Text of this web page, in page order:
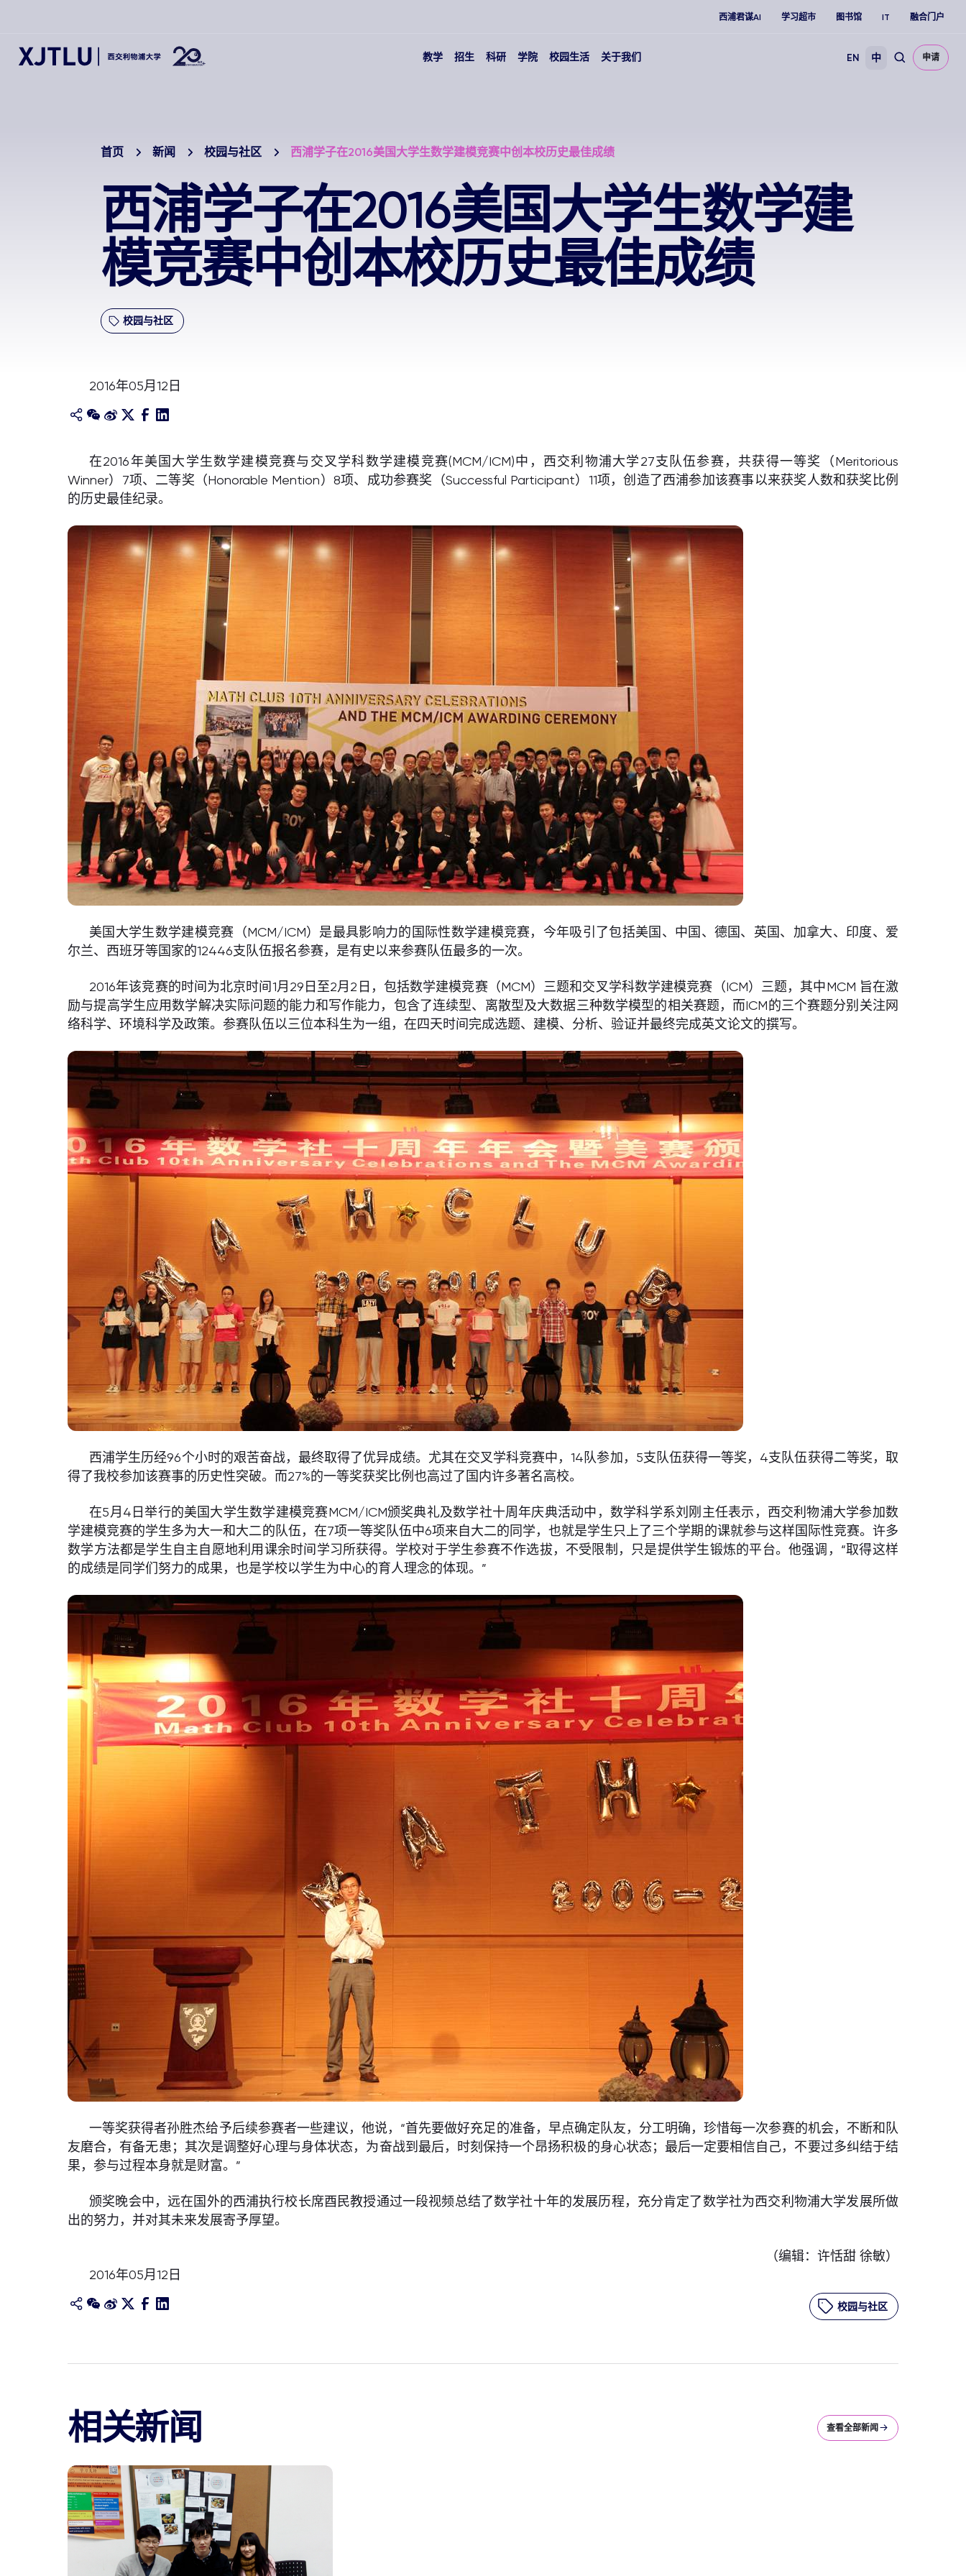
西浦君谋AI 学习超市 图书馆 IT 融合门户
教学 招生 科研 学院 校园生活 关于我们 EN 中 申请
首页 新闻 校园与社区 西浦学子在2016美国大学生数学建模竞赛中创本校历史最佳成绩
西浦学子在2016美国大学生数学建
模竞赛中创本校历史最佳成绩
校园与社区
2016年05月12日
在2016年美国大学生数学建模竞赛与交叉学科数学建模竞赛(MCM/ICM)中，西交利物浦大学27支队伍参赛，共获得一等奖（Meritorious
Winner）7项、二等奖（Honorable Mention）8项、成功参赛奖（Successful Participant）11项，创造了西浦参加该赛事以来获奖人数和获奖比例
的历史最佳纪录。
美国大学生数学建模竞赛（MCM/ICM）是最具影响力的国际性数学建模竞赛，今年吸引了包括美国、中国、德国、英国、加拿大、印度、爱
尔兰、西班牙等国家的12446支队伍报名参赛，是有史以来参赛队伍最多的一次。
2016年该竞赛的时间为北京时间1月29日至2月2日，包括数学建模竞赛（MCM）三题和交叉学科数学建模竞赛（ICM）三题，其中MCM 旨在激
励与提高学生应用数学解决实际问题的能力和写作能力，包含了连续型、离散型及大数据三种数学模型的相关赛题，而ICM的三个赛题分别关注网
络科学、环境科学及政策。参赛队伍以三位本科生为一组，在四天时间完成选题、建模、分析、验证并最终完成英文论文的撰写。
西浦学生历经96个小时的艰苦奋战，最终取得了优异成绩。尤其在交叉学科竞赛中，14队参加，5支队伍获得一等奖，4支队伍获得二等奖，取
得了我校参加该赛事的历史性突破。而27%的一等奖获奖比例也高过了国内许多著名高校。
在5月4日举行的美国大学生数学建模竞赛MCM/ICM颁奖典礼及数学社十周年庆典活动中，数学科学系刘刚主任表示，西交利物浦大学参加数
学建模竞赛的学生多为大一和大二的队伍，在7项一等奖队伍中6项来自大二的同学，也就是学生只上了三个学期的课就参与这样国际性竞赛。许多
数学方法都是学生自主自愿地利用课余时间学习所获得。学校对于学生参赛不作选拔，不受限制，只是提供学生锻炼的平台。他强调，“取得这样
的成绩是同学们努力的成果，也是学校以学生为中心的育人理念的体现。”
一等奖获得者孙胜杰给予后续参赛者一些建议，他说，“首先要做好充足的准备，早点确定队友，分工明确，珍惜每一次参赛的机会，不断和队
友磨合，有备无患；其次是调整好心理与身体状态，为奋战到最后，时刻保持一个昂扬积极的身心状态；最后一定要相信自己，不要过多纠结于结
果，参与过程本身就是财富。”
颁奖晚会中，远在国外的西浦执行校长席酉民教授通过一段视频总结了数学社十年的发展历程，充分肯定了数学社为西交利物浦大学发展所做
出的努力，并对其未来发展寄予厚望。
（编辑：许恬甜 徐敏）
2016年05月12日
校园与社区
相关新闻 查看全部新闻